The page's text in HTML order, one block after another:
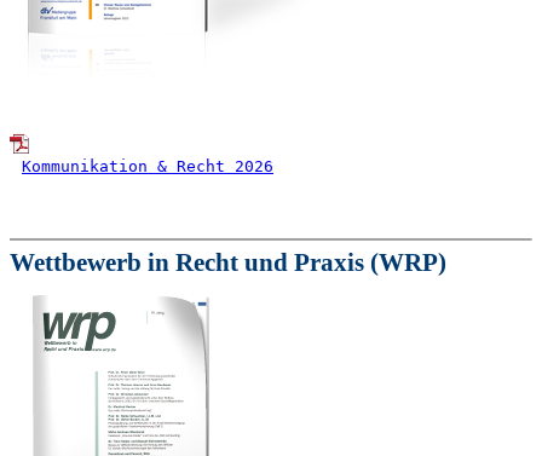
Kommunikation & Recht 2026
Wettbewerb in Recht und Praxis (WRP)